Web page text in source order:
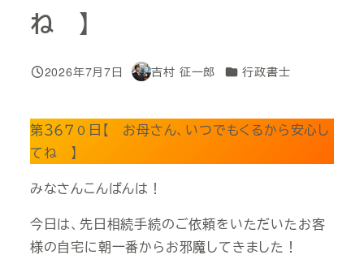
ね 】
投稿日
2026年7月7日
著
吉村 征一郎 カテゴリー
行政書士
第３６７０日【 お母さん、いつでもくるから安心し
てね 】
みなさんこんばんは！
今日は、先日相続手続のご依頼をいただいたお客
様の自宅に朝一番からお邪魔してきました！